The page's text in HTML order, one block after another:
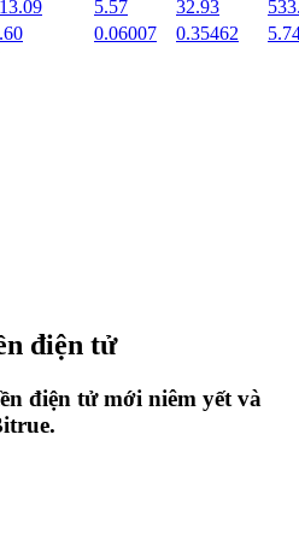
nắm giữ BTR
tiền điện tử
5.57 32.93
0.06007 0.35462
điện tử
điện tử mới niêm yết và
.